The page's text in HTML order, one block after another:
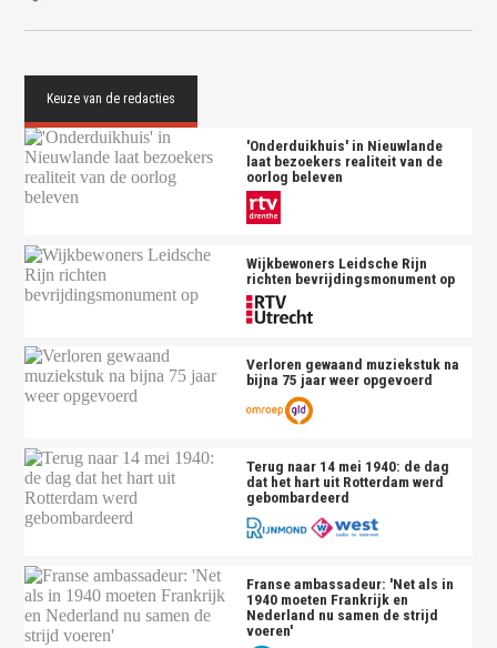
'Onderduikhuis' in Nieuwlande
laat bezoekers realiteit van de
oorlog beleven
Wijkbewoners Leidsche Rijn
richten bevrijdingsmonument op
Verloren gewaand muziekstuk na
bijna 75 jaar weer opgevoerd
Terug naar 14 mei 1940: de dag
dat het hart uit Rotterdam werd
gebombardeerd
Franse ambassadeur: 'Net als in
1940 moeten Frankrijk en
Nederland nu samen de strijd
voeren'